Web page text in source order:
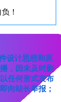
！
设计思想和原
，因未及时删
任何形式发布
向站长举报；